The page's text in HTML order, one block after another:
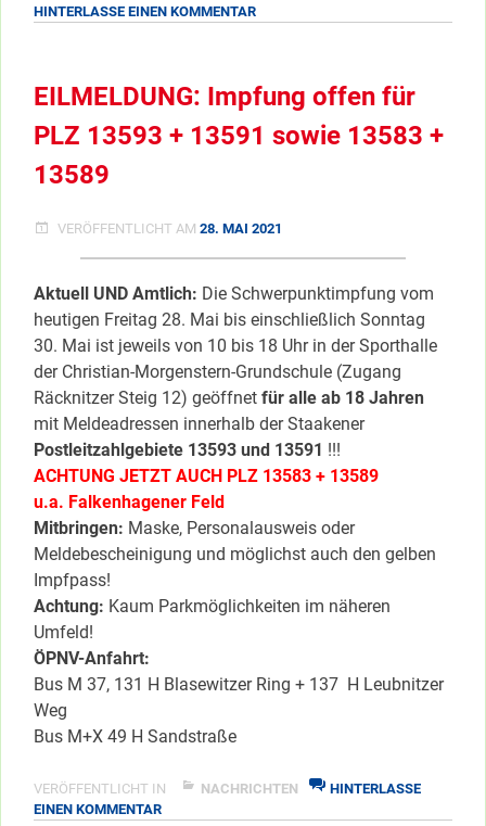
HINTERLASSE EINEN KOMMENTARZU
VOM
EILMELDUNG: Impfung offen für
PLZ 13593 + 13591 sowie 13583 +
13589
VERÖFFENTLICHT AM 28. MAI 2021
Aktuell UND Amtlich: Die Schwerpunktimpfung vom
heutigen Freitag 28. Mai bis einschließlich Sonntag
30. Mai ist jeweils von 10 bis 18 Uhr in der Sporthalle
der Christian-Morgenstern-Grundschule (Zugang
Räcknitzer Steig 12) geöffnet für alle ab 18 Jahren
mit Meldeadressen innerhalb der Staakener
Postleitzahlgebiete 13593 und 13591 !!!
ACHTUNG JETZT AUCH PLZ 13583 + 13589
u.a. Falkenhagener Feld
Mitbringen: Maske, Personalausweis oder
Meldebescheinigung und möglichst auch den gelben
Impfpass!
Achtung: Kaum Parkmöglichkeiten im näheren
Umfeld!
ÖPNV-Anfahrt:
Bus M 37, 131 H Blasewitzer Ring + 137 H Leubnitzer
Weg
Bus M+X 49 H Sandstraße
VERÖFFENTLICHT IN NACHRICHTEN
HINTERLASSE
EINEN KOMMENTARZU